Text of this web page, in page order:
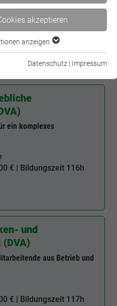
€ | Bildungszeit
ein komplexes
€ | Bildungszeit 116h
und
aus Betrieb und
€ | Bildungszeit 117h
akzeptieren
grundlegende Funktionen der
wird verwendet, um Ihre
für diese Website zu
Ihre Consent-
anzeigen
Daten dazu, wie der
Website nutzt, zu generieren.
anzeigen
anzeigen
Datenschutz | Impressum